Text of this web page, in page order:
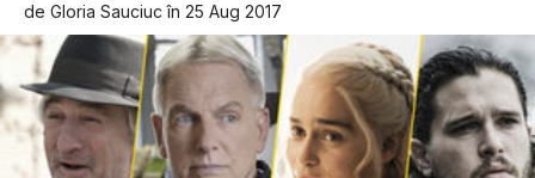
de Gloria Sauciuc în 25 Aug 2017